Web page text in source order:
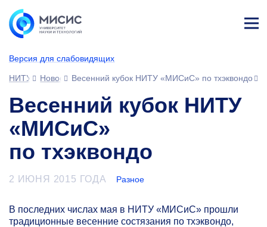
Версия для слабовидящих
ине
НИТУ МИСИС
НовостиВесенний кубок НИТУ «МИСиС» по тхэквондо
Весенний кубок НИТУ
«МИСиС»
по тхэквондо
2 ИЮНЯ 2015 ГОДА Разное
В последних числах мая в НИТУ «МИСиС» прошли
традиционные весенние состязания по тхэквондо,